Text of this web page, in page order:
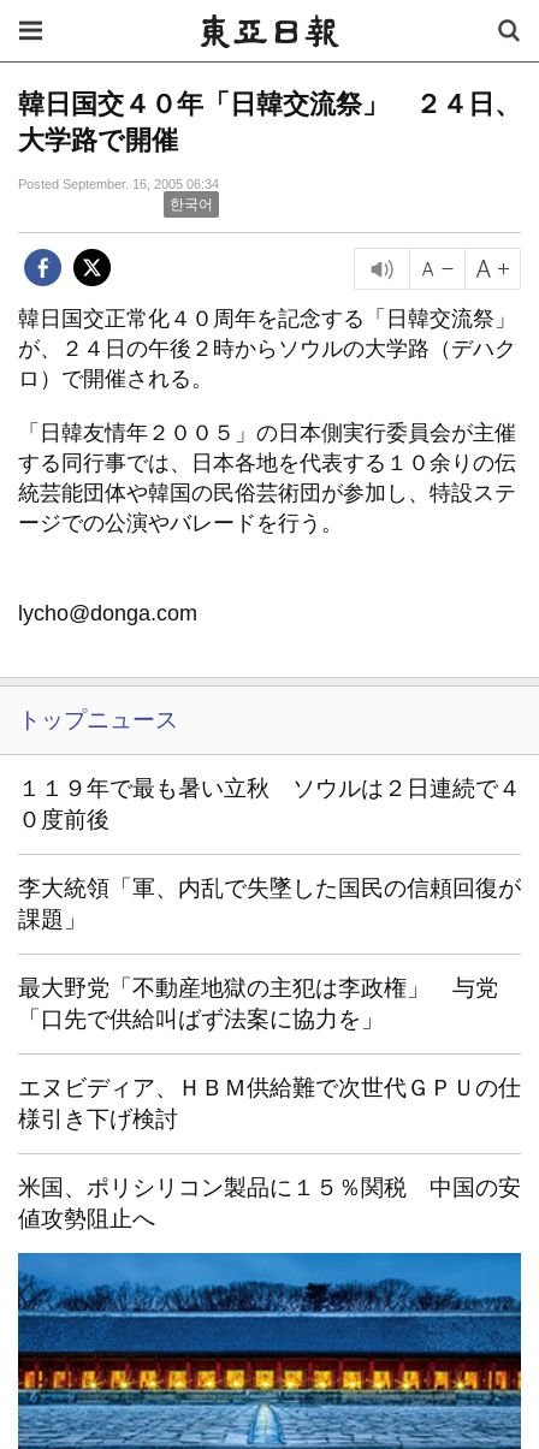
韓日国交４０年「日韓交流祭」 ２４日、
大学路で開催
Posted September. 16, 2005 06:34
한국어
韓日国交正常化４０周年を記念する「日韓交流祭」
が、２４日の午後２時からソウルの大学路（デハク
ロ）で開催される。
「日韓友情年２００５」の日本側実行委員会が主催
する同行事では、日本各地を代表する１０余りの伝
統芸能団体や韓国の民俗芸術団が参加し、特設ステ
ージでの公演やバレードを行う。
lycho@donga.com
トップニュース
１１９年で最も暑い立秋 ソウルは２日連続で４
０度前後
李大統領「軍、内乱で失墜した国民の信頼回復が
課題」
最大野党「不動産地獄の主犯は李政権」 与党
「口先で供給叫ばず法案に協力を」
エヌビディア、ＨＢＭ供給難で次世代ＧＰＵの仕
様引き下げ検討
米国、ポリシリコン製品に１５％関税 中国の安
値攻勢阻止へ